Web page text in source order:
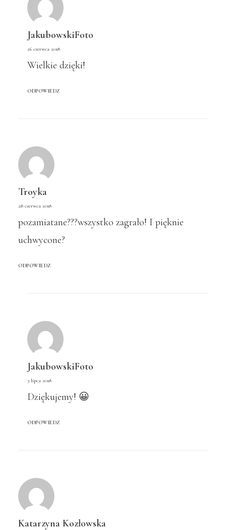
JakubowskiFoto
26 czerwca 2018
Wielkie dzięki!
ODPOWIEDZ
Troyka
28 czerwca 2018
pozamiatane???wszystko zagrało! I pięknie
uchwycone?
ODPOWIEDZ
JakubowskiFoto
3 lipca 2018
Dziękujemy! 😀
ODPOWIEDZ
Katarzyna Kozłowska